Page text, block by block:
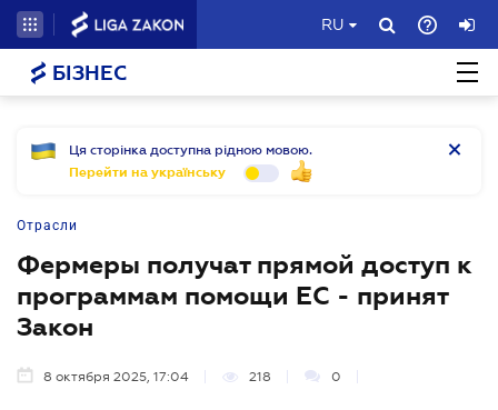
RU
БІЗНЕС
Ця сторінка доступна рідною мовою.
Перейти на українську
Отрасли
Фермеры получат прямой доступ к
программам помощи ЕС - принят
Закон
8 октября 2025, 17:04 218 0